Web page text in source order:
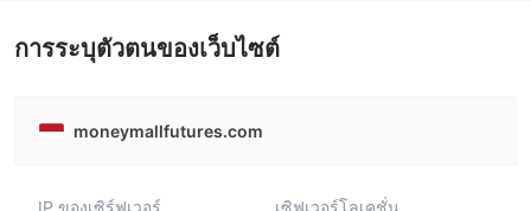
การระบุตัวตนของเว็บไซต์
moneymallfutures.com
IP ของเซิร์ฟเวอร์
เซิฟเวอร์โลเคชั่น